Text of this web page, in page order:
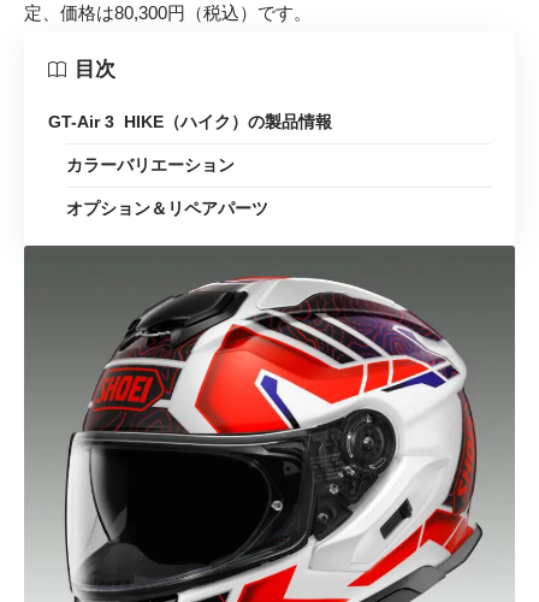
定、価格は80,300円（税込）です。
目次
GT-Air 3 HIKE（ハイク）の製品情報
カラーバリエーション
オプション＆リペアパーツ